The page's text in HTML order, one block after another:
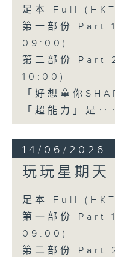
足本 Full
第一部份 Part
09:00)
第二部份
10:00)
「好想童你
「超能力」是
14/06/2026
玩玩星期天
足本 Full
第一部份 Part
09:00)
第二部份